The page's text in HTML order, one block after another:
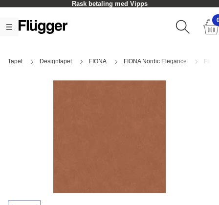
Rask betaling med Vipps
Tapet Designtapet FIONA FIONA Nordic Elegance